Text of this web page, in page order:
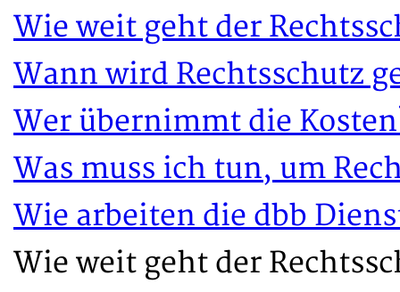
Wie weit geht der
Wann wird Rechtsschutz
Wer übernimmt die
Was muss ich tun, um
Wie arbeiten die dbb
Wie weit geht der